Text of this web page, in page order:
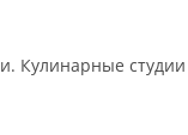
Кулинарные